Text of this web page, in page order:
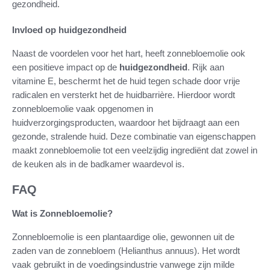
gezondheid.
Invloed op huidgezondheid
Naast de voordelen voor het hart, heeft zonnebloemolie ook
een positieve impact op de huidgezondheid. Rijk aan
vitamine E, beschermt het de huid tegen schade door vrije
radicalen en versterkt het de huidbarrière. Hierdoor wordt
zonnebloemolie vaak opgenomen in
huidverzorgingsproducten, waardoor het bijdraagt aan een
gezonde, stralende huid. Deze combinatie van eigenschappen
maakt zonnebloemolie tot een veelzijdig ingrediënt dat zowel in
de keuken als in de badkamer waardevol is.
FAQ
Wat is Zonnebloemolie?
Zonnebloemolie is een plantaardige olie, gewonnen uit de
zaden van de zonnebloem (Helianthus annuus). Het wordt
vaak gebruikt in de voedingsindustrie vanwege zijn milde